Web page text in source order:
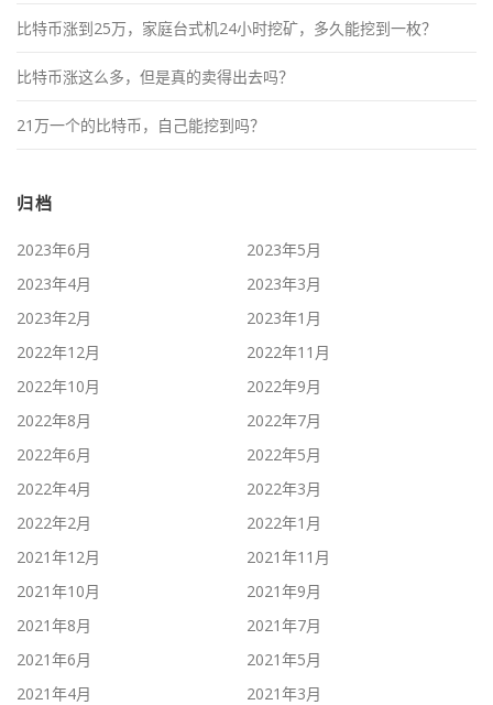
比特币涨到25万，家庭台式机24小时挖矿，多久能挖到一枚？
比特币涨这么多，但是真的卖得出去吗？
21万一个的比特币，自己能挖到吗？
归档
2023年6月
2023年5月
2023年4月
2023年3月
2023年2月
2023年1月
2022年12月
2022年11月
2022年10月
2022年9月
2022年8月
2022年7月
2022年6月
2022年5月
2022年4月
2022年3月
2022年2月
2022年1月
2021年12月
2021年11月
2021年10月
2021年9月
2021年8月
2021年7月
2021年6月
2021年5月
2021年4月
2021年3月